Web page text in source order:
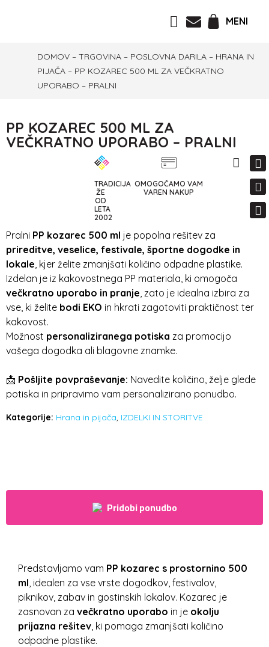
MENI
DOMOV – TRGOVINA – POSLOVNA DARILA – HRANA IN
PIJAČA – PP KOZAREC 500 ML ZA VEČKRATNO
UPORABO – PRALNI
PP KOZAREC 500 ML ZA
VEČKRATNO UPORABO – PRALNI
TRADICIJA
ŽE
OD
LETA
2002
OMOGOČAMO VAM
VAREN NAKUP
Pralni PP kozarec 500 ml je popolna rešitev za
prireditve, veselice, festivale, športne dogodke in
lokale, kjer želite zmanjšati količino odpadne plastike.
Izdelan je iz kakovostnega PP materiala, ki omogoča
večkratno uporabo in pranje, zato je idealna izbira za
vse, ki želite bodi EKO in hkrati zagotoviti praktičnost ter
kakovost.
Možnost personaliziranega potiska za promocijo
vašega dogodka ali blagovne znamke.
📩 Pošljite povpraševanje: Navedite količino, želje glede
potiska in pripravimo vam personalizirano ponudbo.
Kategorije: Hrana in pijača, IZDELKI IN STORITVE
Pridobi ponudbo
Predstavljamo vam PP kozarec s prostornino 500
ml, idealen za vse vrste dogodkov, festivalov,
piknikov, zabav in gostinskih lokalov. Kozarec je
zasnovan za večkratno uporabo in je okolju
prijazna rešitev, ki pomaga zmanjšati količino
odpadne plastike.